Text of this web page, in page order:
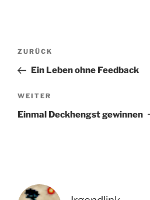
Beitragsnavigation
Vorheriger
Beitrag
ZURÜCK
Ein Leben ohne Feedback
Nächster
Beitrag
WEITER
Einmal Deckhengst gewinnen